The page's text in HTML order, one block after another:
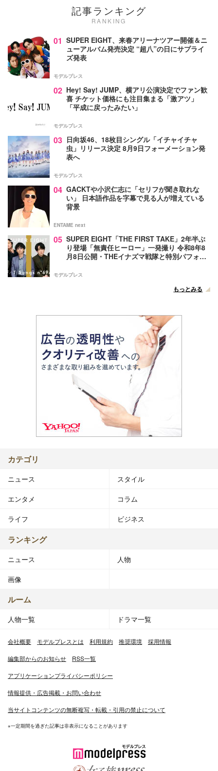
記事ランキング
RANKING
01 SUPER EIGHT、来春アリーナツアー開催＆ニ
ューアルバム発売決定 “超八”の日にサプライ
ズ発表
モデルプレス
02 Hey! Say! JUMP、横アリ公演決定でファン歓
喜 チケット価格にも注目集まる「激アツ」
「平成に戻ったみたい」
モデルプレス
03 日向坂46、18枚目シングル「イチャイチャ
虫」リリース決定 8月9日フォーメーション発
表へ
モデルプレス
04 GACKTや小沢仁志に「セリフが聞き取れな
い」 日本語作品を字幕で見る人が増えている
背景
ENTAME next
05 SUPER EIGHT「THE FIRST TAKE」2年半ぶ
り登場「無責任ヒーロー」一発撮り 令和8年8
月8日公開・THEイナズマ戦隊と特別パフォー
モデルプレス
もっとみる
カテゴリ
ニュース スタイル
エンタメ コラム
ライフ ビジネス
ランキング
ニュース 人物
画像
ルーム
人物一覧 ドラマ一覧
会社概要 モデルプレスとは 利用規約 推奨環境 採用情報
編集部からのお知らせ RSS一覧
アプリケーションプライバシーポリシー
情報提供・広告掲載・お問い合わせ
当サイトコンテンツの無断複写・転載・引用の禁止について
※一定期間を過ぎた記事は非表示になることがあります